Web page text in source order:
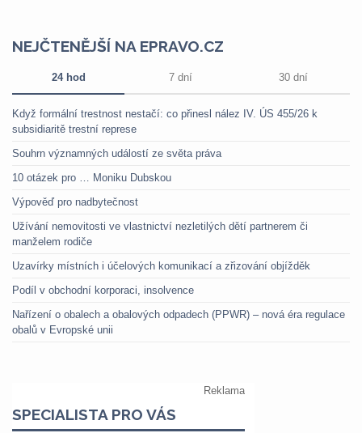
NEJČTENĚJŠÍ NA EPRAVO.CZ
24 hod 7 dní 30 dní
Když formální trestnost nestačí: co přinesl nález IV. ÚS 455/26 k
subsidiaritě trestní represe
Souhrn významných událostí ze světa práva
10 otázek pro … Moniku Dubskou
Výpověď pro nadbytečnost
Užívání nemovitosti ve vlastnictví nezletilých dětí partnerem či
manželem rodiče
Uzavírky místních i účelových komunikací a zřizování objížděk
Podíl v obchodní korporaci, insolvence
Nařízení o obalech a obalových odpadech (PPWR) – nová éra regulace
obalů v Evropské unii